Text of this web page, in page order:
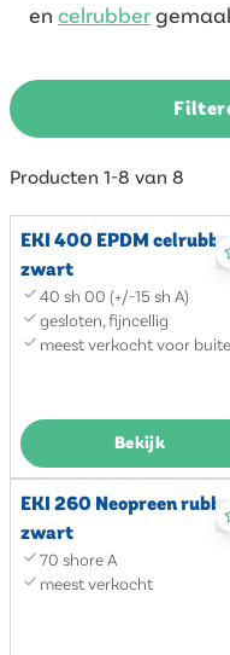
en celrubber
Producten 1-8 van 8
EKI 400 EPDM
zwart
40 sh 00 (+/-15 sh A)
gesloten, fijncellig
meest verkocht voor
Bekijk
EKI 260 Neopreen
zwart
70 shore A
meest verkocht